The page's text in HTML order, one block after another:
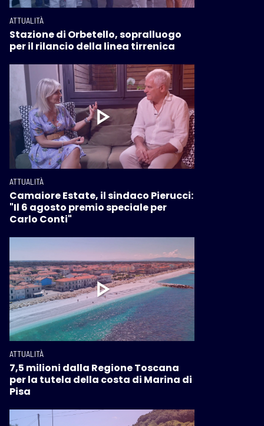
ATTUALITÀ
Stazione di Orbetello, sopralluogo
per il rilancio della linea tirrenica
ATTUALITÀ
Camaiore Estate, il sindaco Pierucci:
"Il 6 agosto premio speciale per
Carlo Conti"
ATTUALITÀ
7,5 milioni dalla Regione Toscana
per la tutela della costa di Marina di
Pisa